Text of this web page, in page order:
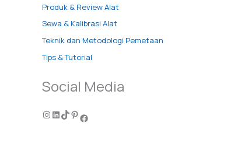
Produk & Review Alat
Sewa & Kalibrasi Alat
Teknik dan Metodologi Pemetaan
Tips & Tutorial
Social Media